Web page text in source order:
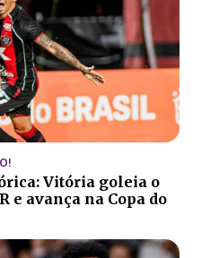
Vitória goleia o
e avança na Copa do